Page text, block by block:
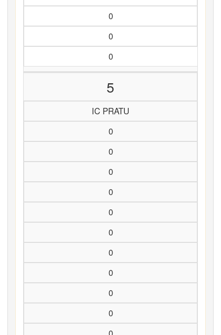
0
0
0
5
IC PRATU
0
0
0
0
0
0
0
0
0
0